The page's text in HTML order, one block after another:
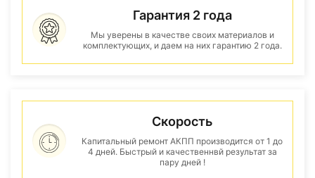
Гарантия 2 года
Мы уверены в качестве своих материалов и
комплектующих, и даем на них гарантию 2 года.
Скорость
Капитальный ремонт АКПП производится от 1 до
4 дней. Быстрый и качественнвй результат за
пару дней !